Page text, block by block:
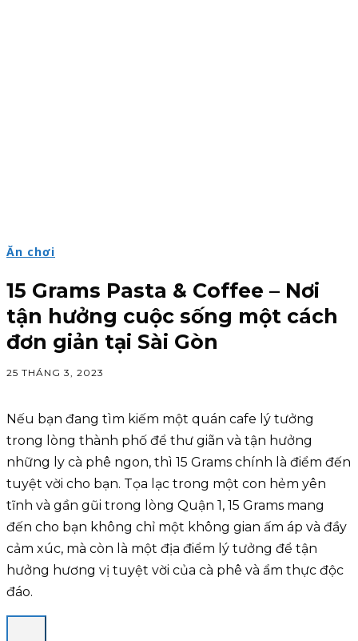
Ăn chơi
15 Grams Pasta & Coffee – Nơi
tận hưởng cuộc sống một cách
đơn giản tại Sài Gòn
25 THÁNG 3, 2023
Nếu bạn đang tìm kiếm một quán cafe lý tưởng
trong lòng thành phố để thư giãn và tận hưởng
những ly cà phê ngon, thì 15 Grams chính là điểm đến
tuyệt vời cho bạn. Tọa lạc trong một con hẻm yên
tĩnh và gần gũi trong lòng Quận 1, 15 Grams mang
đến cho bạn không chỉ một không gian ấm áp và đầy
cảm xúc, mà còn là một địa điểm lý tưởng để tận
hưởng hương vị tuyệt vời của cà phê và ẩm thực độc
đáo.